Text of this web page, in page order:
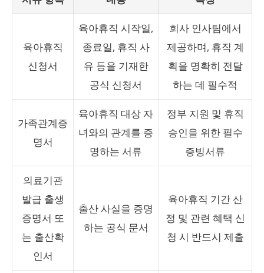
육아휴직
신청서
육아휴직 시작일,
종료일, 휴직 사
유 등을 기재한
공식 신청서
회사 인사팀에서
제공하며, 휴직 계
획을 명확히 전달
하는 데 필수적
가족관계증
명서
육아휴직 대상 자
녀와의 관계를 증
명하는 서류
정부 지원 및 휴직
승인을 위한 필수
증빙서류
의료기관
발급 출생
증명서 또
는 출산확
인서
출산 사실을 증명
하는 공식 문서
육아휴직 기간 산
정 및 관련 혜택 신
청 시 반드시 제출